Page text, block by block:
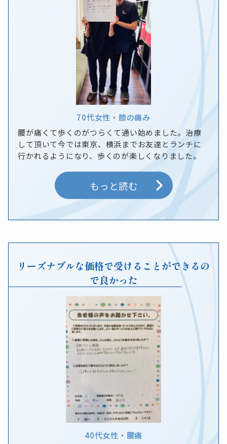
70代女性 ・ 膝の痛み
腰が痛くて歩くのがつらくて通い始めました。治療
して頂いて今では東京、横浜までお友達とランチに
行かれるようになり、歩くのが楽しくなりました。
もっと読む
リーズナブルな価格で受けることができるの
で良かった
40代女性 ・ 腰痛